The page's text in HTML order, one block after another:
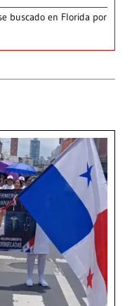
buscado en Florida por